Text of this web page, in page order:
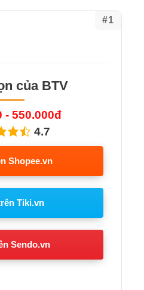
#1
của BTV
- 550.000đ
4.7
Shopee.vn
Tiki.vn
Sendo.vn